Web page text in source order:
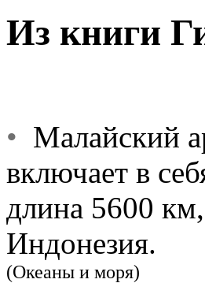
Из книги
• Малайский
включает в
длина 5600
Индонезия.
(Океаны и моря)